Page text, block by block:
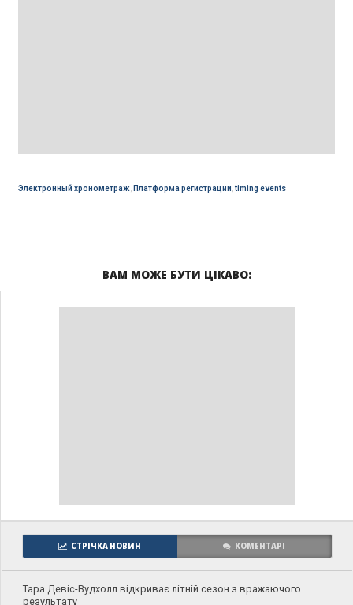
Электронный хронометраж, Платформа регистрации,timing events
ВАМ МОЖЕ БУТИ ЦІКАВО:
СТРІЧКА НОВИН КОМЕНТАРІ
Тара Девіс-Вудхолл відкриває літній сезон з вражаючого
результату